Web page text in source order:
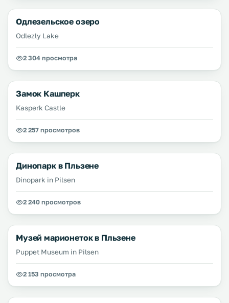
Одлезельское озеро
Odlezly Lake
2 304 просмотра
Замок Кашперк
Kasperk Castle
2 257 просмотров
Динопарк в Пльзене
Dinopark in Pilsen
2 240 просмотров
Музей марионеток в Пльзене
Puppet Museum in Pilsen
2 153 просмотра